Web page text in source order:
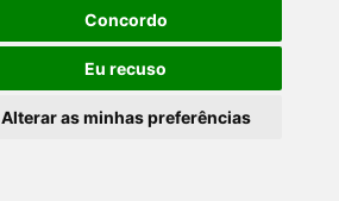
Concordo
Eu recuso
Alterar as minhas preferências